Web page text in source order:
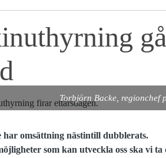
Torbjörn Backe, regionchef
har omsättning nästintill dubblerats.
som kan utveckla oss ska vi